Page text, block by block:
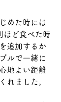
めた時には
ほど食べた時
追加するか
ルで一緒に
地よい距離
れました。